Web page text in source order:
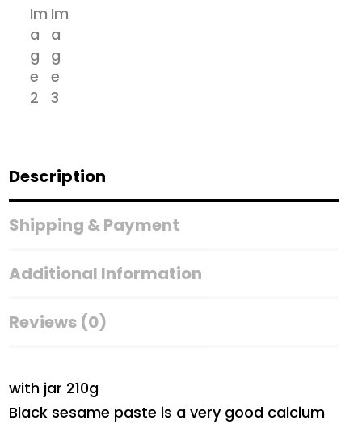
Description
Shipping & Payment
Additional Information
Reviews (0)
with jar 210g
Black sesame paste is a very good calcium